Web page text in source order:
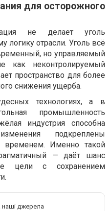
для осторожного
не делает уголь
логику отрасли. Уголь всё
но управляемый
как неконтролируемый
пространство для более
снижения ущерба.
технологиях, а в
промышленность
индустрия способна
подкреплены
временем. Именно такой
— даёт шанс
цели с сохранением
наші джерела